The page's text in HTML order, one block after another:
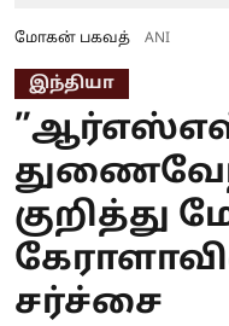
மோகன் பகவத் ANI
இந்தியா
”ஆர்எஸ்எஸ்
குறித்து
சர்ச்சை